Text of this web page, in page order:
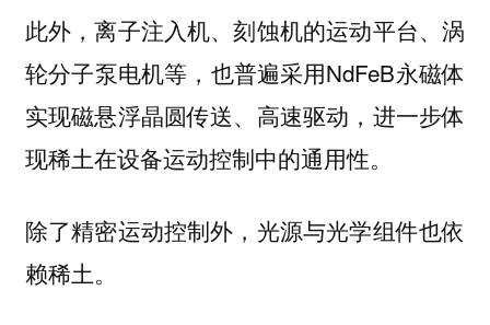
此外，离子注入机、刻蚀机的运动平台、涡
轮分子泵电机等，也普遍采用NdFeB永磁体
实现磁悬浮晶圆传送、高速驱动，进一步体
现稀土在设备运动控制中的通用性。
除了精密运动控制外，光源与光学组件也依
赖稀土。